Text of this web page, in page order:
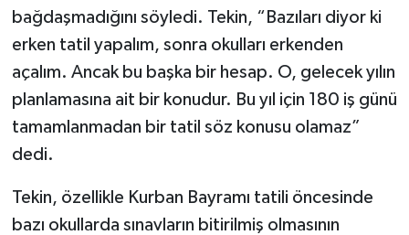
bağdaşmadığını söyledi. Tekin, “Bazıları diyor ki
erken tatil yapalım, sonra okulları erkenden
açalım. Ancak bu başka bir hesap. O, gelecek yılın
planlamasına ait bir konudur. Bu yıl için 180 iş günü
tamamlanmadan bir tatil söz konusu olamaz”
dedi.
Tekin, özellikle Kurban Bayramı tatili öncesinde
bazı okullarda sınavların bitirilmiş olmasının